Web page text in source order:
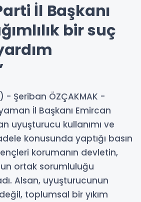
İl Başkanı
bir suç
- Şeriban ÖZÇAKMAK -
İl Başkanı Emircan
uyuşturucu kullanımı ve
konusunda yaptığı basın
korumanın devletin,
ortak sorumluluğu
Alsan, uyuşturucunun
toplumsal bir yıkım